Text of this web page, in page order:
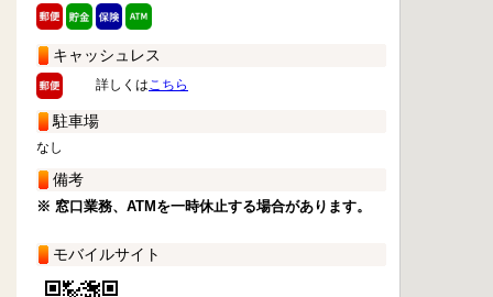
キャッシュレス
詳しくはこちら
駐車場
なし
備考
※ 窓口業務、ATMを一時休止する場合があります。
モバイルサイト